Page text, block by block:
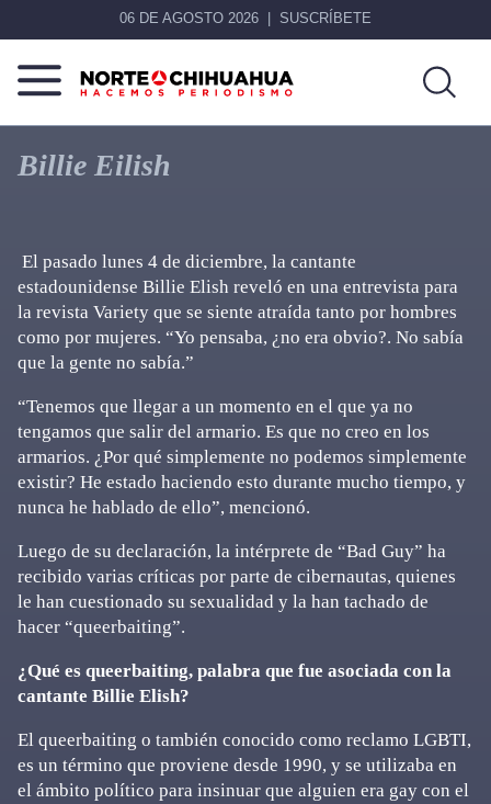
06 DE AGOSTO 2026 SUSCRÍBETE
Norte
De
Chihuahua
Más
que
noticias,
Billie Eilish
El pasado lunes 4 de diciembre, la cantante
estadounidense Billie Elish reveló en una entrevista para
la revista Variety que se siente atraída tanto por hombres
como por mujeres. “Yo pensaba, ¿no era obvio?. No sabía
que la gente no sabía.”
“Tenemos que llegar a un momento en el que ya no
tengamos que salir del armario. Es que no creo en los
armarios. ¿Por qué simplemente no podemos simplemente
existir? He estado haciendo esto durante mucho tiempo, y
nunca he hablado de ello”, mencionó.
Luego de su declaración, la intérprete de “Bad Guy” ha
recibido varias críticas por parte de cibernautas, quienes
le han cuestionado su sexualidad y la han tachado de
hacer “queerbaiting”.
¿Qué es queerbaiting, palabra que fue asociada con la
cantante Billie Elish?
El queerbaiting o también conocido como reclamo LGBTI,
es un término que proviene desde 1990, y se utilizaba en
el ámbito político para insinuar que alguien era gay con el